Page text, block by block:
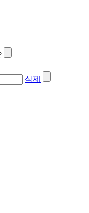
삭제